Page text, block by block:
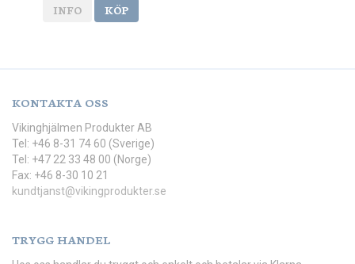
INFO KÖP
KONTAKTA OSS
Vikinghjälmen Produkter AB
Tel: +46 8-31 74 60 (Sverige)
Tel: +47 22 33 48 00 (Norge)
Fax: +46 8-30 10 21
kundtjanst@vikingprodukter.se
TRYGG HANDEL